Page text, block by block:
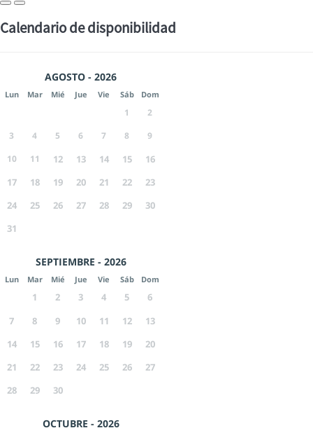
Calendario de disponibilidad
AGOSTO - 2026
Lun Mar Mié Jue Vie Sáb Dom
1
2
3
4 5 6 7 8
9
10
11 12 13 14 15
16
17
18 19 20 21 22
23
24
25 26 27 28 29
30
31
SEPTIEMBRE - 2026
Lun Mar Mié Jue Vie Sáb Dom
1 2 3 4 5
6
7
8 9 10 11 12
13
14
15 16 17 18 19
20
21
22 23 24 25 26
27
28
29 30
OCTUBRE - 2026